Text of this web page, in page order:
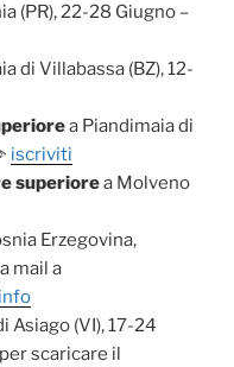
(PR), 22-28 Giugno –
di Villabassa (BZ), 12-
a Piandimaia di
iscriviti
superiorea Molveno
Erzegovina,
mail a
Asiago (VI), 17-24
per scaricare il